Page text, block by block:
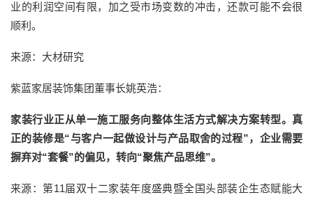
业的利润空间有限，加之受市场变数的冲击，还款可能不会很
顺利。
来源：大材研究
紫蓝家居装饰集团董事长姚英浩：
家装行业正从单一施工服务向整体生活方式解决方案转型。真
正的装修是“与客户一起做设计与产品取舍的过程”，企业需要
摒弃对“套餐”的偏见，转向“聚焦产品思维”。
来源：第11届双十二家装年度盛典暨全国头部装企生态赋能大